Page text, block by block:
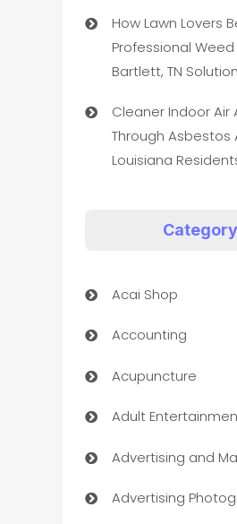
How Lawn Lovers
Professional
Bartlett, TN
Cleaner Indoor Air
Through Asbestos
Louisiana
Category
Acai Shop
Accounting
Acupuncture
Adult
Advertising and
Advertising